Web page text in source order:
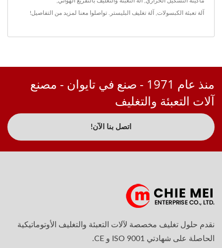
آلة تعبئة الكبسولات آلة تغليف البليستر تواصلوا معنا لمزيد من التفاصيل!
منذ عام 1971 - صنع في تايوان - مصنع
آلات التعبئة والتغليف
اتصل بنا الآن!
نقدم حلول تغليف مخصصة لآلات التعبئة والتغليف الأوتوماتيكية
الحاصلة على شهادتي ISO 9001 و CE.